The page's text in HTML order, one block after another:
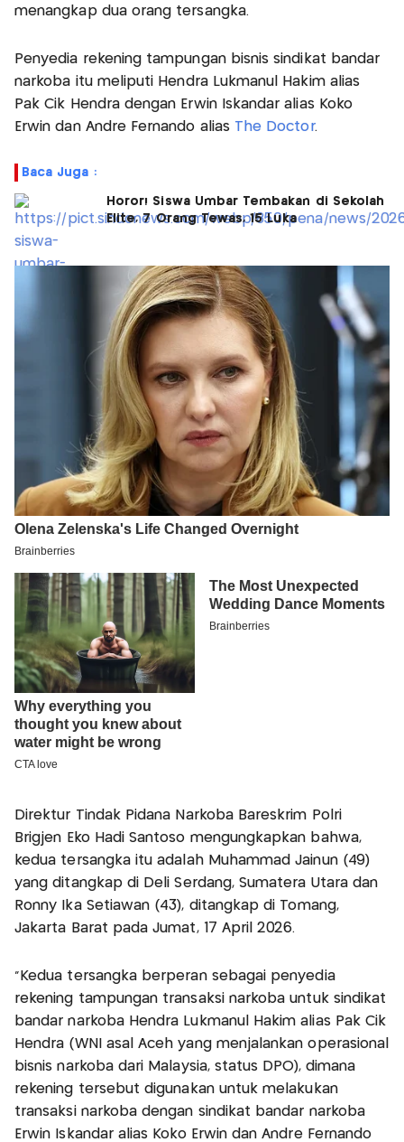
menangkap dua orang tersangka.
Penyedia rekening tampungan bisnis sindikat bandar
narkoba itu meliputi Hendra Lukmanul Hakim alias
Pak Cik Hendra dengan Erwin Iskandar alias Koko
Erwin dan Andre Fernando alias The Doctor.
Baca Juga :
Horor! Siswa Umbar Tembakan di Sekolah
Elite, 7 Orang Tewas, 15 Luka
Direktur Tindak Pidana Narkoba Bareskrim Polri
Brigjen Eko Hadi Santoso mengungkapkan bahwa,
kedua tersangka itu adalah Muhammad Jainun (49)
yang ditangkap di Deli Serdang, Sumatera Utara dan
Ronny Ika Setiawan (43), ditangkap di Tomang,
Jakarta Barat pada Jumat, 17 April 2026.
“Kedua tersangka berperan sebagai penyedia
rekening tampungan transaksi narkoba untuk sindikat
bandar narkoba Hendra Lukmanul Hakim alias Pak Cik
Hendra (WNI asal Aceh yang menjalankan operasional
bisnis narkoba dari Malaysia, status DPO), dimana
rekening tersebut digunakan untuk melakukan
transaksi narkoba dengan sindikat bandar narkoba
Erwin Iskandar alias Koko Erwin dan Andre Fernando